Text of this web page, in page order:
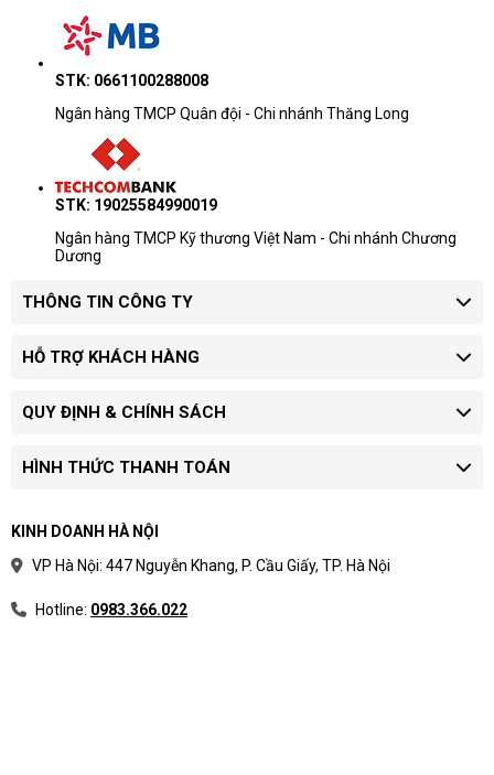
STK: 0661100288008
Ngân hàng TMCP Quân đội - Chi nhánh Thăng Long
STK: 19025584990019
Ngân hàng TMCP Kỹ thương Việt Nam - Chi nhánh Chương
Dương
THÔNG TIN CÔNG TY
HỖ TRỢ KHÁCH HÀNG
QUY ĐỊNH & CHÍNH SÁCH
HÌNH THỨC THANH TOÁN
KINH DOANH HÀ NỘI
VP Hà Nội: 447 Nguyễn Khang, P. Cầu Giấy, TP. Hà Nội
Hotline: 0983.366.022